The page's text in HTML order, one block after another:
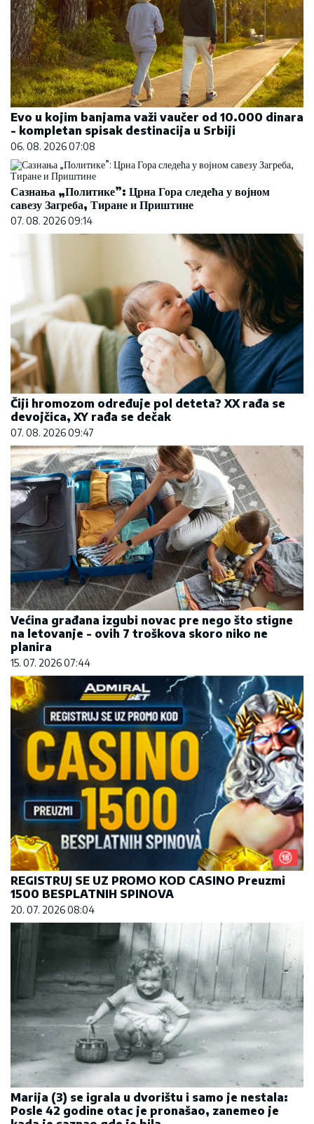
Evo u kojim banjama važi vaučer od 10.000 dinara
- kompletan spisak destinacija u Srbiji
06. 08. 2026 07:08
Сазнања „Политике”: Црна Гора следећа у војном
савезу Загреба, Тиране и Приштине
07. 08. 2026 09:14
Čiji hromozom određuje pol deteta? XX rađa se
devojčica, XY rađa se dečak
07. 08. 2026 09:47
Većina građana izgubi novac pre nego što stigne
na letovanje - ovih 7 troškova skoro niko ne
planira
15. 07. 2026 07:44
REGISTRUJ SE UZ PROMO KOD CASINO Preuzmi
1500 BESPLATNIH SPINOVA
20. 07. 2026 08:04
Marija (3) se igrala u dvorištu i samo je nestala:
Posle 42 godine otac je pronašao, zanemeo je